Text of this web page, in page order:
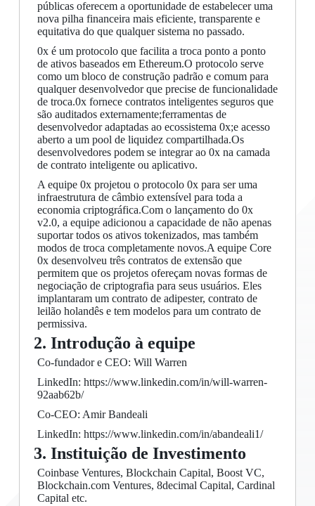
públicas oferecem a oportunidade de estabelecer uma
nova pilha financeira mais eficiente, transparente e
equitativa do que qualquer sistema no passado.
0x é um protocolo que facilita a troca ponto a ponto
de ativos baseados em Ethereum.O protocolo serve
como um bloco de construção padrão e comum para
qualquer desenvolvedor que precise de funcionalidade
de troca.0x fornece contratos inteligentes seguros que
são auditados externamente;ferramentas de
desenvolvedor adaptadas ao ecossistema 0x;e acesso
aberto a um pool de liquidez compartilhada.Os
desenvolvedores podem se integrar ao 0x na camada
de contrato inteligente ou aplicativo.
A equipe 0x projetou o protocolo 0x para ser uma
infraestrutura de câmbio extensível para toda a
economia criptográfica.Com o lançamento do 0x
v2.0, a equipe adicionou a capacidade de não apenas
suportar todos os ativos tokenizados, mas também
modos de troca completamente novos.A equipe Core
0x desenvolveu três contratos de extensão que
permitem que os projetos ofereçam novas formas de
negociação de criptografia para seus usuários. Eles
implantaram um contrato de adipester, contrato de
leilão holandês e tem modelos para um contrato de
permissiva.
2. Introdução à equipe
Co-fundador e CEO: Will Warren
LinkedIn: https://www.linkedin.com/in/will-warren-
92aab62b/
Co-CEO: Amir Bandeali
LinkedIn: https://www.linkedin.com/in/abandeali1/
3. Instituição de Investimento
Coinbase Ventures, Blockchain Capital, Boost VC,
Blockchain.com Ventures, 8decimal Capital, Cardinal
Capital etc.